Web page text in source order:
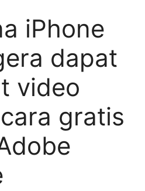
iPhone
dapat
video
gratis